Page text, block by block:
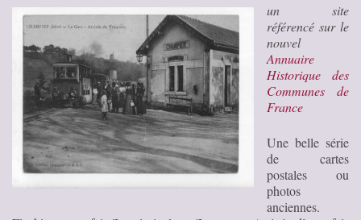
un site
référencé sur le
nouvel
Annuaire
Historique des
Communes de
France
Une belle série
de cartes
postales ou
photos
anciennes.